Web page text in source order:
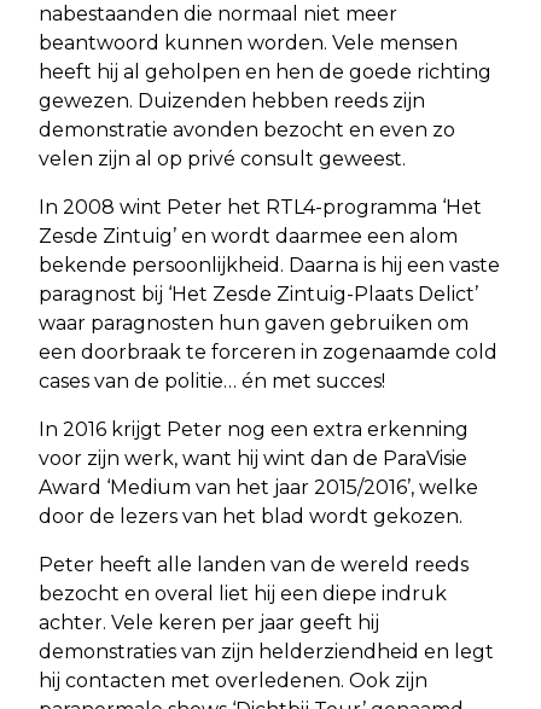
nabestaanden die normaal niet meer
beantwoord kunnen worden. Vele mensen
heeft hij al geholpen en hen de goede richting
gewezen. Duizenden hebben reeds zijn
demonstratie avonden bezocht en even zo
velen zijn al op privé consult geweest.
In 2008 wint Peter het RTL4-programma ‘Het
Zesde Zintuig’ en wordt daarmee een alom
bekende persoonlijkheid. Daarna is hij een vaste
paragnost bij ‘Het Zesde Zintuig-Plaats Delict’
waar paragnosten hun gaven gebruiken om
een doorbraak te forceren in zogenaamde cold
cases van de politie… én met succes!
In 2016 krijgt Peter nog een extra erkenning
voor zijn werk, want hij wint dan de ParaVisie
Award ‘Medium van het jaar 2015/2016’, welke
door de lezers van het blad wordt gekozen.
Peter heeft alle landen van de wereld reeds
bezocht en overal liet hij een diepe indruk
achter. Vele keren per jaar geeft hij
demonstraties van zijn helderziendheid en legt
hij contacten met overledenen. Ook zijn